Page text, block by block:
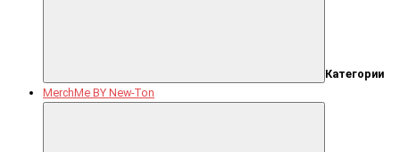
Категории
MerchMe BY New-Ton